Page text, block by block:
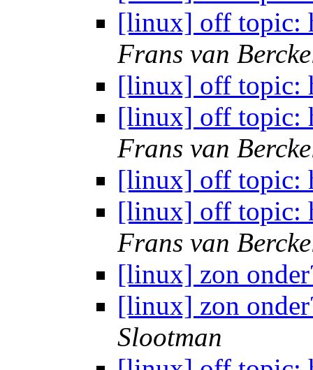
[linux] off topic:
Frans van
[linux] off topic:
[linux] off topic:
Frans van
[linux] off topic:
[linux] off topic:
Frans van
[linux] zon
[linux] zon
Slootman